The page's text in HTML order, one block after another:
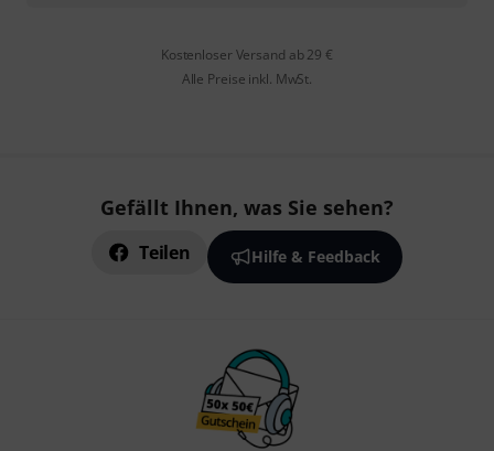
Kostenloser Versand ab 29 €
Alle Preise inkl. MwSt.
Gefällt Ihnen, was Sie sehen?
Teilen Hilfe & Feedback